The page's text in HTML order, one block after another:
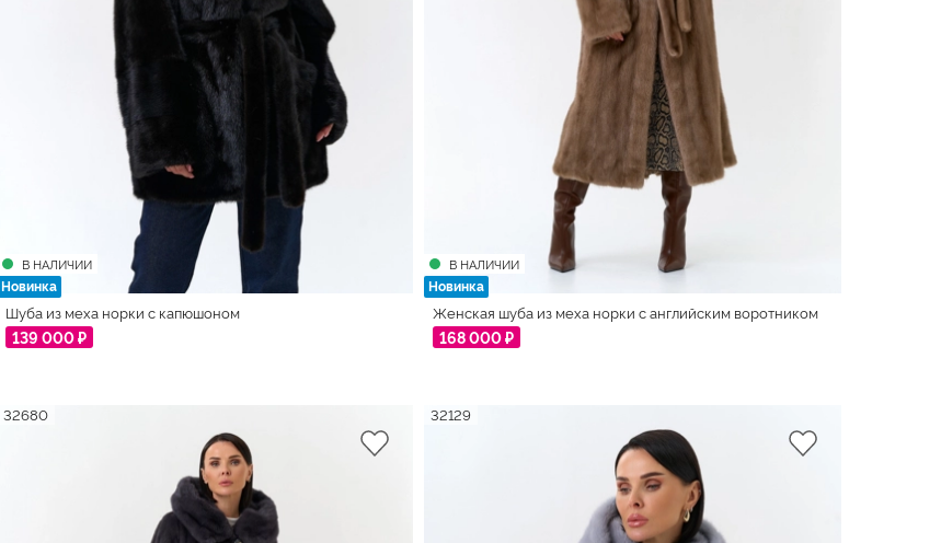
Светло-коричневый 1
В НАЛИЧИИ
Новинка
Шуба из меха норки с капюшоном
139 000 ₽
В НАЛИЧИИ
Новинка
Женская шуба из меха норки с английским воротником
168 000 ₽
32680 32129